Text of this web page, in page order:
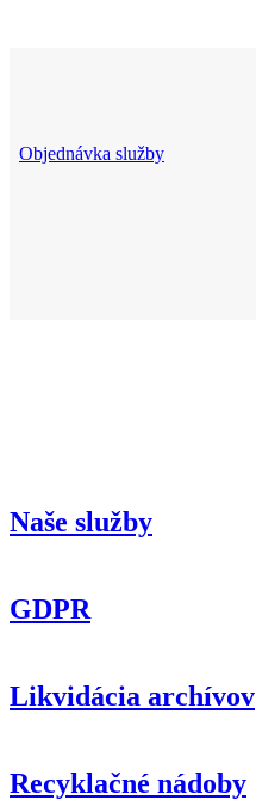
Objednávka služby
Naše služby
GDPR
Likvidácia archívov
Recyklačné nádoby